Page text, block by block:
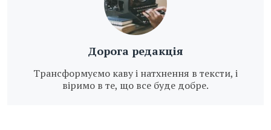
Дорога редакція
Трансформуємо каву і натхнення в тексти, і
віримо в те, що все буде добре.